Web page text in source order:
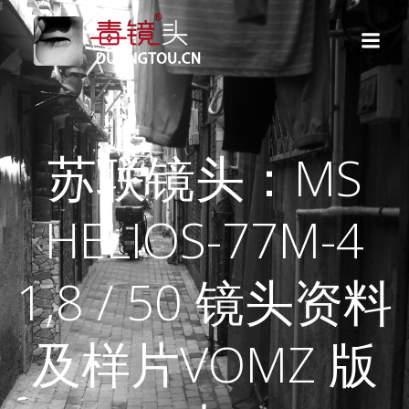
到
内
容
苏联镜头：MS
HELIOS-77M-4
1,8 / 50 镜头资料
及样片VOMZ 版